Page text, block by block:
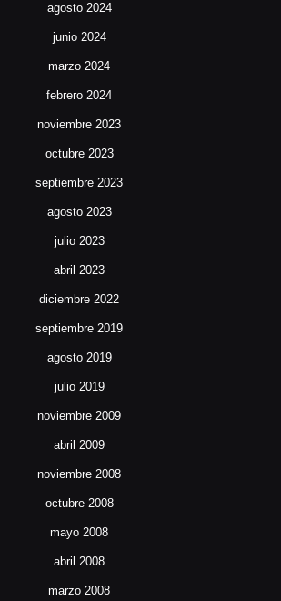
agosto 2024
junio 2024
marzo 2024
febrero 2024
noviembre 2023
octubre 2023
septiembre 2023
agosto 2023
julio 2023
abril 2023
diciembre 2022
septiembre 2019
agosto 2019
julio 2019
noviembre 2009
abril 2009
noviembre 2008
octubre 2008
mayo 2008
abril 2008
marzo 2008